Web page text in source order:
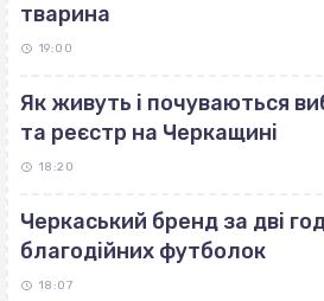
тварина
19:00
Як живуть і почуваються
та реєстр на Черкащині
18:20
Черкаський бренд за дві
благодійних футболок
18:07